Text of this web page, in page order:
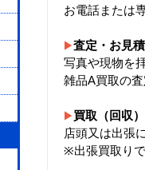
お電話または
査定・お見
写真や現物を
雑品A買取の査
買取（回収）
店頭又は出張
※出張買取り